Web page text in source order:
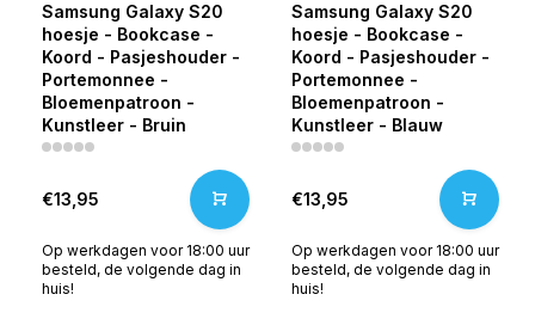
Samsung Galaxy S20
hoesje - Bookcase -
Koord - Pasjeshouder -
Portemonnee -
Bloemenpatroon -
Kunstleer - Bruin
€13,95
Op werkdagen voor 18:00 uur
besteld, de volgende dag in
huis!
Samsung Galaxy S20
hoesje - Bookcase -
Koord - Pasjeshouder -
Portemonnee -
Bloemenpatroon -
Kunstleer - Blauw
€13,95
Op werkdagen voor 18:00 uur
besteld, de volgende dag in
huis!